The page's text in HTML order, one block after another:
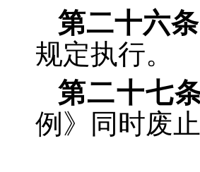
第二十六条
规定执行。
第二十七
例》同时废止